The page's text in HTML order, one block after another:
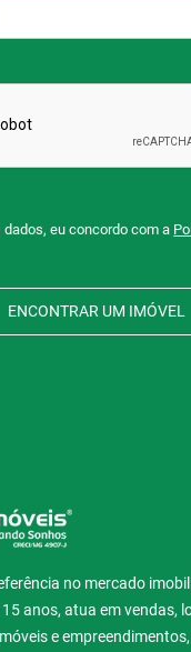
eu concordo com a
ENCONTRAR UM IMÓVEL
no mercado
anos, atua em vendas,
e